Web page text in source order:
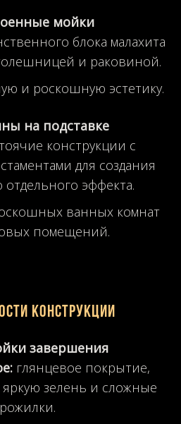
мойки
блока малахита
и раковиной.
и роскошную эстетику.
на подставке
конструкции с
для создания
отдельного эффекта.
ванных комнат
помещений.
конструкции
завершения
глянцевое покрытие,
зелень и сложные